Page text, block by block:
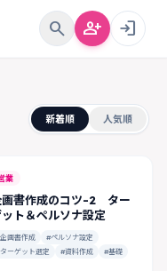
search person_add login
新着順 人気順
業
画書作成のコツ-2 ター
ト＆ペルソナ設定
画書作成
#ペルソナ設定
ーゲット選定
#資料作成 #基礎